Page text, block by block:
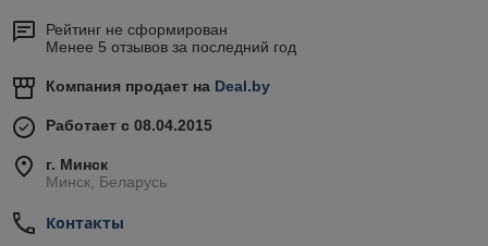
Рейтинг не сформирован
Менее 5 отзывов за последний год
Компания продает на Deal.by
Работает с 08.04.2015
г. Минск
Минск, Беларусь
Контакты